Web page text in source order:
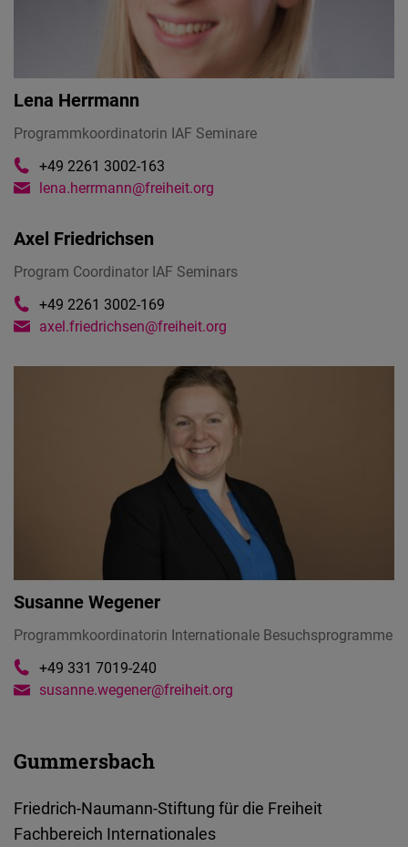
Lena Herrmann
Programmkoordinatorin IAF Seminare
+49 2261 3002-163
lena.herrmann@freiheit.org
Axel Friedrichsen
Program Coordinator IAF Seminars
+49 2261 3002-169
axel.friedrichsen@freiheit.org
Susanne Wegener
Programmkoordinatorin Internationale Besuchsprogramme
+49 331 7019-240
susanne.wegener@freiheit.org
Gummersbach
Friedrich-Naumann-Stiftung für die Freiheit
Fachbereich Internationales
Cloudinary
Embed
Newsletter2go
Embed
Podigee
Embed
D.Vinci